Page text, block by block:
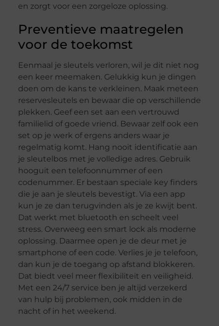
en zorgt voor een zorgeloze oplossing.
Preventieve maatregelen
voor de toekomst
Eenmaal je sleutels verloren, wil je dit niet nog
een keer meemaken. Gelukkig kun je dingen
doen om de kans te verkleinen. Maak meteen
reservesleutels en bewaar die op verschillende
plekken. Geef een set aan een vertrouwd
familielid of goede vriend. Bewaar zelf ook een
set op je werk of ergens anders waar je
regelmatig komt. Hang nooit identificatie aan
je sleutelbos met je volledige adres. Gebruik
hooguit een telefoonnummer of een
codenummer. Er bestaan speciale key finders
die je aan je sleutels bevestigt. Via een app
kun je ze dan terugvinden als je ze kwijt bent.
Dat werkt met bluetooth en scheelt veel
stress. Overweeg een smart lock als moderne
oplossing. Daarmee open je de deur met je
smartphone of een code. Verlies je je telefoon,
dan kun je de toegang op afstand blokkeren.
Dat biedt veel meer flexibiliteit en veiligheid.
Met een 24/7 service ben je altijd verzekerd
van hulp bij problemen, ook midden in de
nacht of in het weekend.